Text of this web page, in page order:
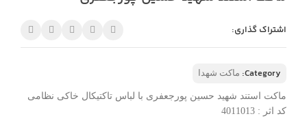
اشتراک گذاری:
Category: ماکت شهدا
ماکت استند شهید حسین پورجعفری با لباس تاکتیکال خاکی نظامی
کد اثر : 4011013